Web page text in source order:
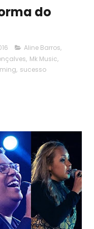
do
Aline Barros,
, Mk Music,
, sucesso